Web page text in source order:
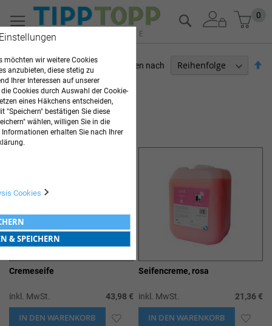
Zum
Inhalt
0
Suche
Artikel1-20von26
Sortieren nach
HAUTREINIGUNG UND -PFLEGE
Cremeseife
inkl. MwSt. 43,98 €
IN DEN WARENKORB ZUR
Seifencreme, rosa
inkl. MwSt. 21,36 €
IN DEN WARENKORB ZUR
ARZTBEDARF
möchten wir weitere Cookies
anzubieten, diese stetig zu
Ihrer Interessen auf unserer
Cookies durch Auswahl der Cookie-
eines Häkchens entscheiden,
"Speichern" bestätigen Sie diese
wählen, willigen Sie in die
erhalten Sie nach Ihrer
Cookies
& SPEICHERN